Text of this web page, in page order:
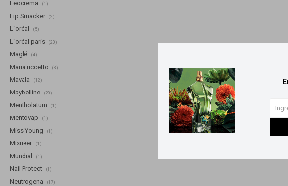
Leocrema (1)
Lip Smacker (2)
L´oréal (5)
L´oréal paris (20)
Maglé (4)
Maria riccetto (3)
Mavala (12)
Maybelline (20)
Mentholatum (1)
Mentovap (1)
Miss Young (1)
Mixueer (1)
Mundial (1)
Nail Protect (1)
Neutrogena (17)